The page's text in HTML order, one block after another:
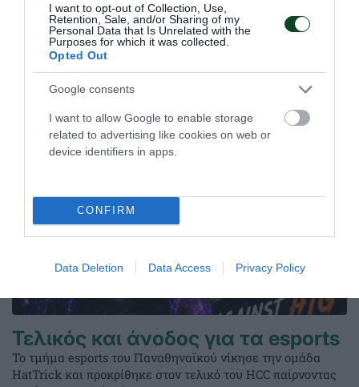
I want to opt-out of Collection, Use,
Retention, Sale, and/or Sharing of my
Personal Data that Is Unrelated with the
Purposes for which it was collected.
Opted Out
Google consents
I want to allow Google to enable storage
related to advertising like cookies on web or
device identifiers in apps.
CONFIRM
Data Deletion Data Access Privacy Policy
26.07.2026 ΣΤΙΒΟΣ
ΤΕΛΕΥΤΑΙΑ ΝΕΑ
Τελικός και άνοδος για τα esports
Το τμήμα esports του Παναθηναϊκού νίκησε την ομάδα
HatTrick και προκρίθηκε στον τελικό του HCC παίρνοντας